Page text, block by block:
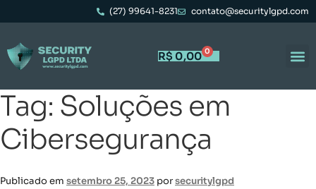
(27) 99641-8231 contato@securitylgpd.com
R$ 0,00 0
Tag: Soluções em
Cibersegurança
Publicado em setembro 25, 2023 porsecuritylgpd